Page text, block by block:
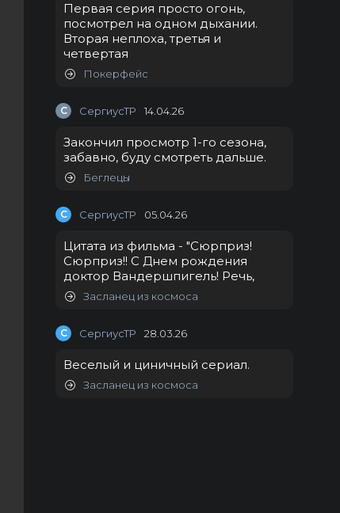
Первая серия просто огонь,
посмотрел на одном дыхании.
Вторая неплоха, третья и
четвертая
Покерфейс
С СергиусТР 14.04.26
Закончил просмотр 1-го сезона,
забавно, буду смотреть дальше.
Беглецы
С СергиусТР 05.04.26
Цитата из фильма - "Сюрприз!
Сюрприз!! С Днем рождения
доктор Вандершпигель! Речь,
Засланец из космоса
С СергиусТР 28.03.26
Веселый и циничный сериал.
Засланец из космоса